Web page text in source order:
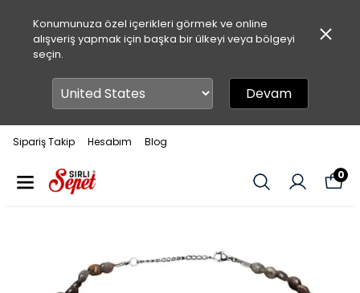
Konumunuza özel içerikleri görmek ve online
alışveriş yapmak için başka bir ülkeyi veya bölgeyi
seçin.
Devam
Sipariş Takip Hesabım Blog
0